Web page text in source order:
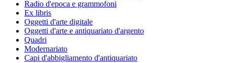
Radio d'epoca e grammofoni
Ex libris
Oggetti d'arte digitale
Oggetti d'arte e antiquariato d'argento
Quadri
Modernariato
Capi d'abbigliamento d'antiquariato